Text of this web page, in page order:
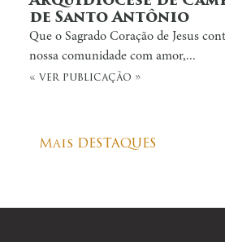
de Santo Antônio
Que o Sagrado Coração de Jesus
nossa comunidade com amor,...
« ver publicação »
Mais DESTAQUES